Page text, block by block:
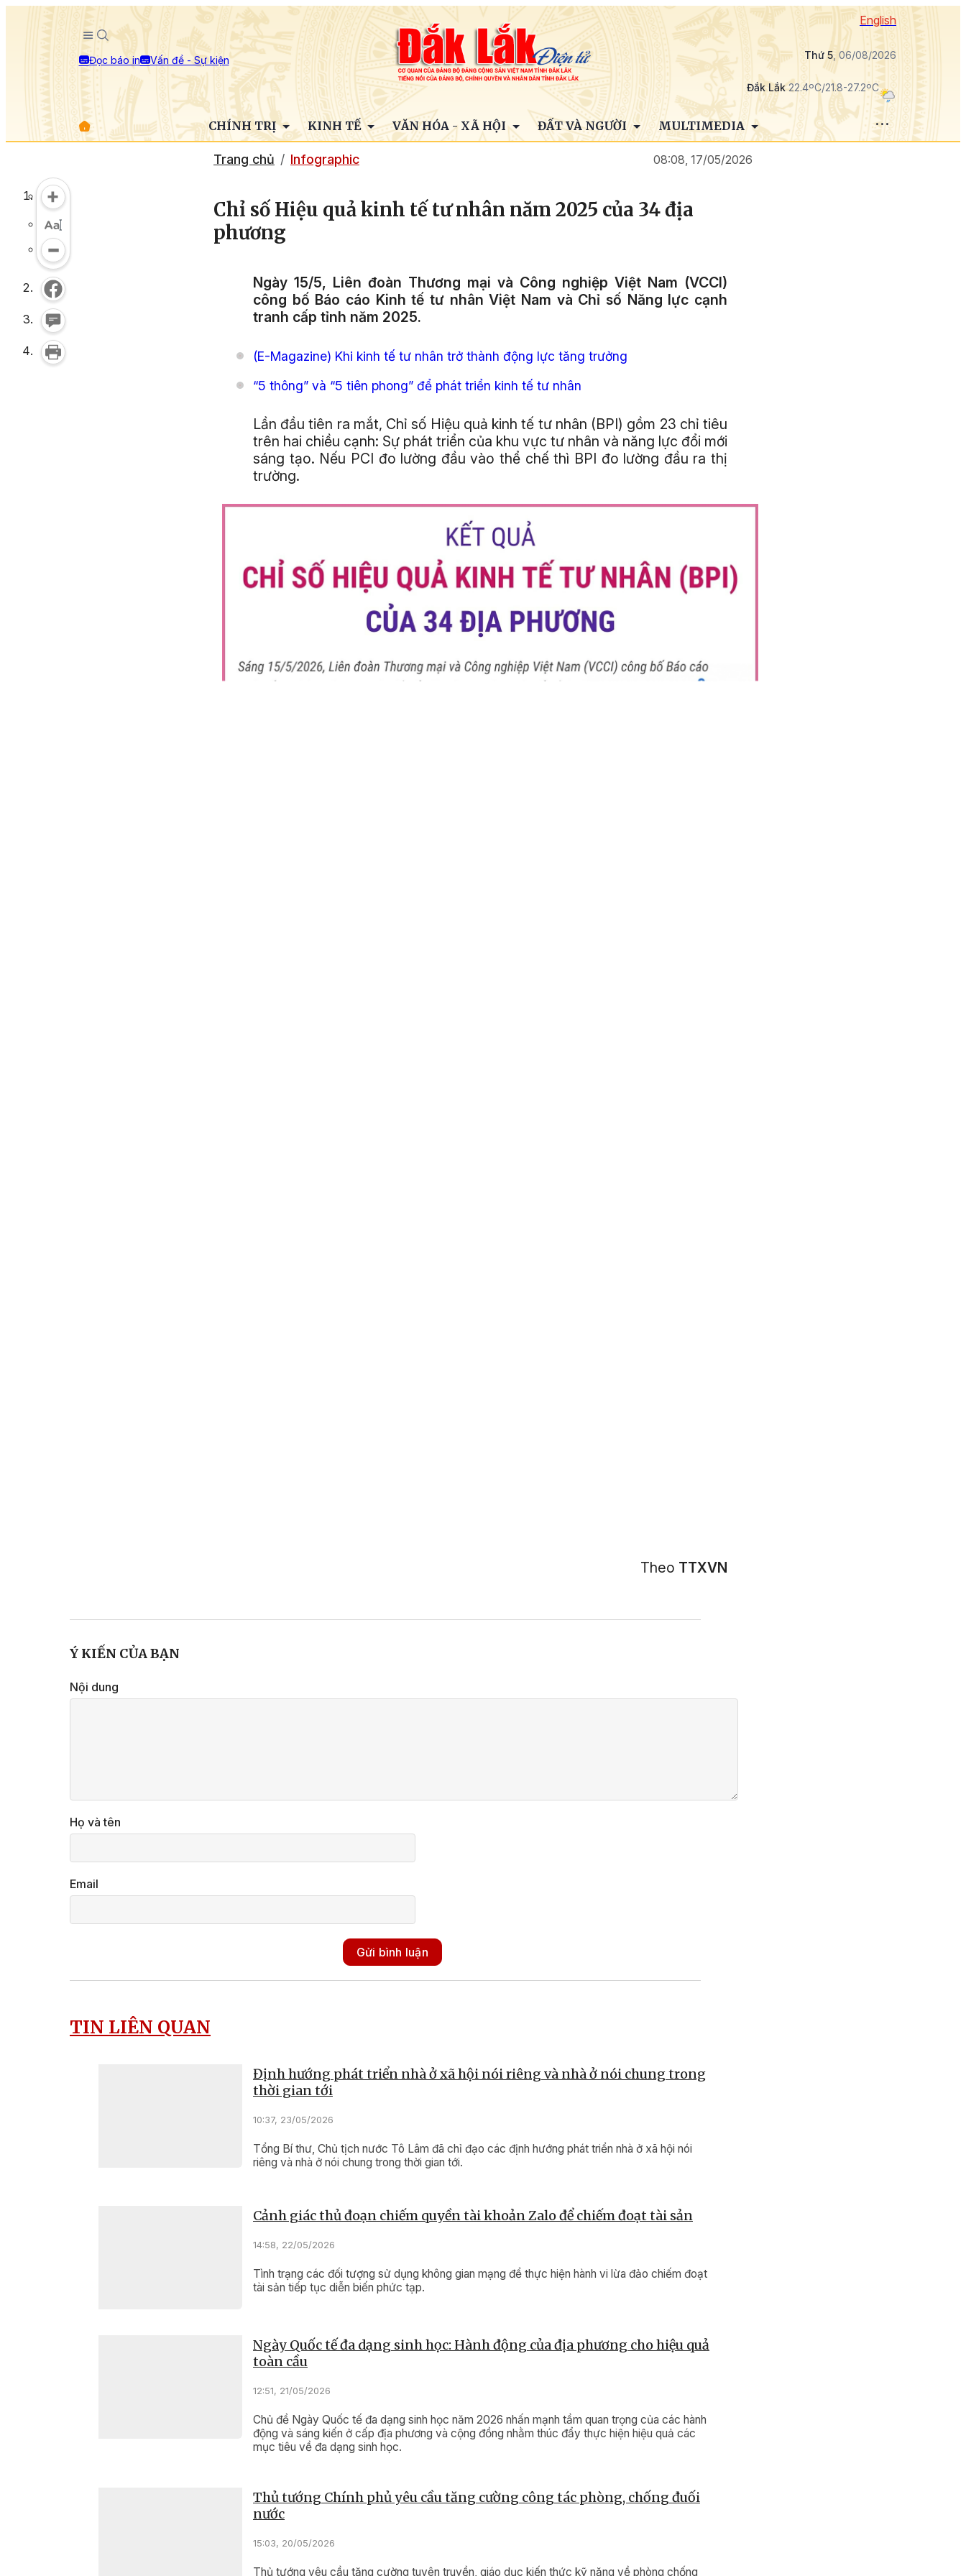
Đọc báo in Vấn đề - Sự kiện
English
Thứ 5, 06/08/2026
Đắk Lắk22.4ºC/21.8-27.2ºC
CHÍNH TRỊ KINH TẾ VĂN HÓA - XÃ HỘI ĐẤT VÀ NGƯỜI MULTIMEDIA
Trang chủ Infographic 08:08, 17/05/2026
Chỉ số Hiệu quả kinh tế tư nhân năm 2025 của 34 địa
phương
Ngày 15/5, Liên đoàn Thương mại và Công nghiệp Việt Nam (VCCI)
công bố Báo cáo Kinh tế tư nhân Việt Nam và Chỉ số Năng lực cạnh
tranh cấp tỉnh năm 2025.
(E-Magazine) Khi kinh tế tư nhân trở thành động lực tăng trưởng
“5 thông” và “5 tiên phong” để phát triển kinh tế tư nhân
Lần đầu tiên ra mắt, Chỉ số Hiệu quả kinh tế tư nhân (BPI) gồm 23 chỉ tiêu
trên hai chiều cạnh: Sự phát triển của khu vực tư nhân và năng lực đổi mới
sáng tạo. Nếu PCI đo lường đầu vào thể chế thì BPI đo lường đầu ra thị
trường.
Theo TTXVN
Ý KIẾN CỦA BẠN
Nội dung
Họ và tên
Email
Gửi bình luận
TIN LIÊN QUAN
Định hướng phát triển nhà ở xã hội nói riêng và nhà ở nói chung trong
thời gian tới
10:37, 23/05/2026
Tổng Bí thư, Chủ tịch nước Tô Lâm đã chỉ đạo các định hướng phát triển nhà ở xã hội nói
riêng và nhà ở nói chung trong thời gian tới.
Cảnh giác thủ đoạn chiếm quyền tài khoản Zalo để chiếm đoạt tài sản
14:58, 22/05/2026
Tình trạng các đối tượng sử dụng không gian mạng để thực hiện hành vi lừa đảo chiếm đoạt
tài sản tiếp tục diễn biến phức tạp.
Ngày Quốc tế đa dạng sinh học: Hành động của địa phương cho hiệu quả
toàn cầu
12:51, 21/05/2026
Chủ đề Ngày Quốc tế đa dạng sinh học năm 2026 nhấn mạnh tầm quan trọng của các hành
động và sáng kiến ở cấp địa phương và cộng đồng nhằm thúc đẩy thực hiện hiệu quả các
mục tiêu về đa dạng sinh học.
Thủ tướng Chính phủ yêu cầu tăng cường công tác phòng, chống đuối
nước
15:03, 20/05/2026
Thủ tướng yêu cầu tăng cường tuyên truyền, giáo dục kiến thức kỹ năng về phòng chống